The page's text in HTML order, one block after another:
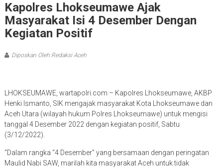
Kapolres Lhokseumawe Ajak
Masyarakat Isi 4 Desember Dengan
Kegiatan Positif
Diposkan Oleh:Redaksi Aceh
LHOKSEUMAWE, wartapolri.com – Kapolres Lhokseumawe, AKBP
Henki Ismanto, SIK mengajak masyarakat Kota Lhokseumawe dan
Aceh Utara (wilayah hukum Polres Lhokseumawe) untuk mengisi
tanggal 4 Desember 2022 dengan kegiatan positif, Sabtu
(3/12/2022).
“Dalam rangka “4 Desember” yang bersamaan dengan peringatan
Maulid Nabi SAW, marilah kita masyarakat Aceh untuk tidak